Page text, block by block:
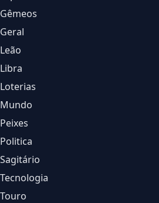
Gêmeos
Geral
Leão
Libra
Loterias
Mundo
Peixes
Politica
Sagitário
Tecnologia
Touro